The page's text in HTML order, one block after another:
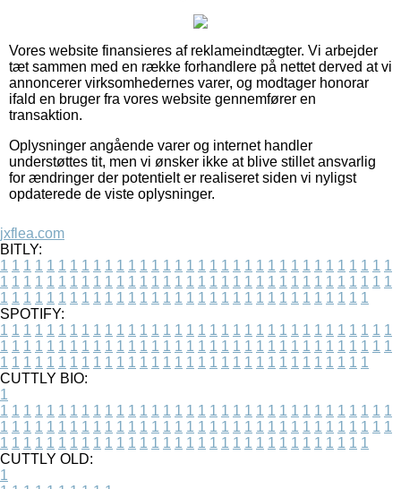
Vores website finansieres af reklameindtægter. Vi arbejder
tæt sammen med en række forhandlere på nettet derved at vi
annoncerer virksomhedernes varer, og modtager honorar
ifald en bruger fra vores website gennemfører en
transaktion.
Oplysninger angående varer og internet handler
understøttes tit, men vi ønsker ikke at blive stillet ansvarlig
for ændringer der potentielt er realiseret siden vi nyligst
opdaterede de viste oplysninger.
jxflea.com
BITLY:
1 1 1 1 1 1 1 1 1 1 1 1 1 1 1 1 1 1 1 1 1 1 1 1 1 1 1 1 1 1 1 1 1 1
1 1 1 1 1 1 1 1 1 1 1 1 1 1 1 1 1 1 1 1 1 1 1 1 1 1 1 1 1 1 1 1 1 1
1 1 1 1 1 1 1 1 1 1 1 1 1 1 1 1 1 1 1 1 1 1 1 1 1 1 1 1 1 1 1 1
SPOTIFY:
1 1 1 1 1 1 1 1 1 1 1 1 1 1 1 1 1 1 1 1 1 1 1 1 1 1 1 1 1 1 1 1 1 1
1 1 1 1 1 1 1 1 1 1 1 1 1 1 1 1 1 1 1 1 1 1 1 1 1 1 1 1 1 1 1 1 1 1
1 1 1 1 1 1 1 1 1 1 1 1 1 1 1 1 1 1 1 1 1 1 1 1 1 1 1 1 1 1 1 1
CUTTLY BIO:
1
1 1 1 1 1 1 1 1 1 1 1 1 1 1 1 1 1 1 1 1 1 1 1 1 1 1 1 1 1 1 1 1 1 1
1 1 1 1 1 1 1 1 1 1 1 1 1 1 1 1 1 1 1 1 1 1 1 1 1 1 1 1 1 1 1 1 1 1
1 1 1 1 1 1 1 1 1 1 1 1 1 1 1 1 1 1 1 1 1 1 1 1 1 1 1 1 1 1 1 1
CUTTLY OLD:
1